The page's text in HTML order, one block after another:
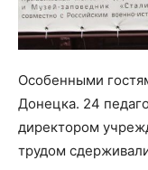
Особенными
Донецка. 24
директором
трудом